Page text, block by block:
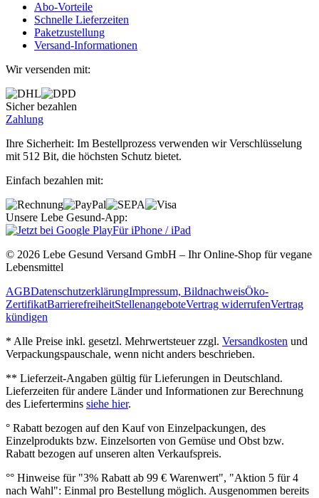
Abo‐Vorteile
Schnelle Lieferzeiten
Paketzustellung
Versand‐Informationen
Wir versenden mit:
Sicher bezahlen
Zahlung
Ihre Sicherheit: Im Bestellprozess verwenden wir Verschlüsselung
mit 512 Bit, die höchsten Schutz bietet.
Einfach bezahlen mit:
Unsere Lebe Gesund-App:
Für iPhone / iPad
© 2026 Lebe Gesund Versand GmbH – Ihr Online‐Shop für vegane
Lebensmittel
AGBDatenschutzerklärungImpressum, BildnachweisÖko‐
ZertifikatBarrierefreiheitStellenangeboteVertrag widerrufenVertrag
kündigen
* Alle Preise inkl. gesetzl. Mehrwertsteuer zzgl. Versandkosten und
Verpackungspauschale, wenn nicht anders beschrieben.
** Lieferzeit‐Angaben gültig für Lieferungen in Deutschland.
Lieferzeiten für andere Länder und Informationen zur Berechnung
des Liefertermins siehe hier.
° Rabatt bezogen auf den Kauf von Einzelpackungen, des
Einzelprodukts bzw. Einzelsorten von Gemüse und Obst bzw.
Rabatt bezogen auf unseren alten Verkaufspreis.
°° Hinweise für "3% Rabatt ab 99 € Warenwert", "Aktion 5 für 4
nach Wahl": Einmal pro Bestellung möglich. Ausgenommen bereits